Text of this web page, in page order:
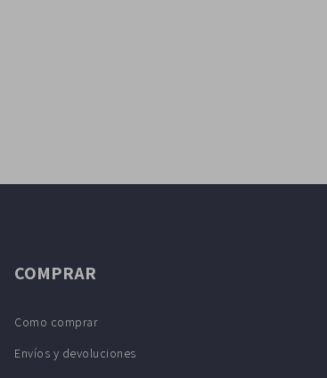
COMPRAR
Como comprar
Envíos y devoluciones